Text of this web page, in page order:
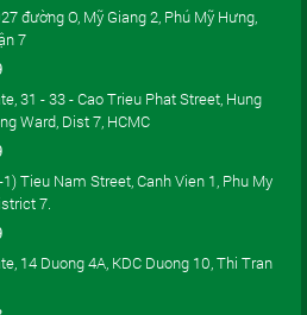
đường O, Mỹ Giang 2, Phú Mỹ Hưng,
7
31 - 33 - Cao Trieu Phat Street, Hung
Ward, Dist 7, HCMC
Tieu Nam Street, Canh Vien 1, Phu My
7.
14 Duong 4A, KDC Duong 10, Thi Tran